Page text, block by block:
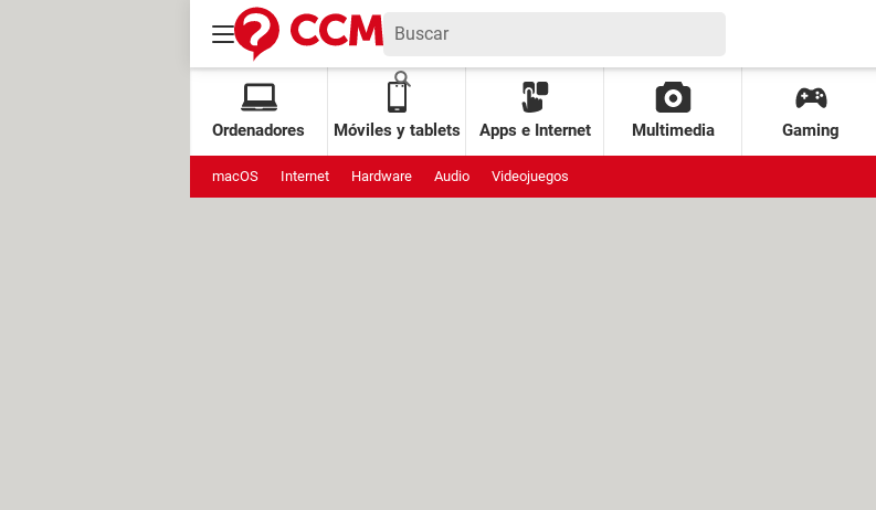
Ordenadores Móviles y tablets Apps e Internet Multimedia Gaming
macOS Internet Hardware Audio Videojuegos